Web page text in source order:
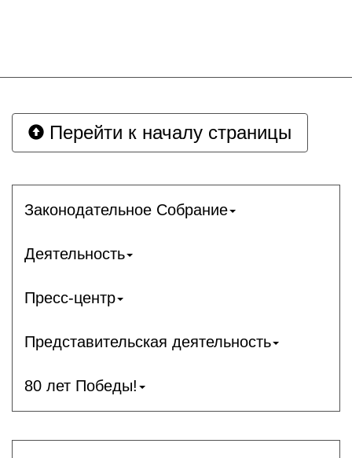
Перейти к началу страницы
Законодательное Собрание
Деятельность
Пресс-центр
Представительская деятельность
80 лет Победы!